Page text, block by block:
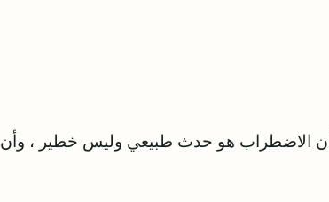
بأن الاضطراب هو حدث طبيعي وليس خطير ، وأن